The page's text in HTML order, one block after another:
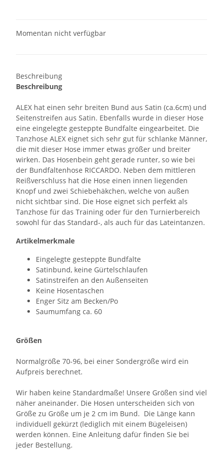
Momentan nicht verfügbar
Beschreibung
Beschreibung
ALEX hat einen sehr breiten Bund aus Satin (ca.6cm) und
Seitenstreifen aus Satin. Ebenfalls wurde in dieser Hose
eine eingelegte gesteppte Bundfalte eingearbeitet. Die
Tanzhose ALEX eignet sich sehr gut für schlanke Männer,
die mit dieser Hose immer etwas größer und breiter
wirken. Das Hosenbein geht gerade runter, so wie bei
der Bundfaltenhose RICCARDO. Neben dem mittleren
Reißverschluss hat die Hose einen innen liegenden
Knopf und zwei Schiebehäkchen, welche von außen
nicht sichtbar sind. Die Hose eignet sich perfekt als
Tanzhose für das Training oder für den Turnierbereich
sowohl für das Standard-, als auch für das Lateintanzen.
Artikelmerkmale
Eingelegte gesteppte Bundfalte
Satinbund, keine Gürtelschlaufen
Satinstreifen an den Außenseiten
Keine Hosentaschen
Enger Sitz am Becken/Po
Saumumfang ca. 60
Größen
Normalgröße 70-96, bei einer Sondergröße wird ein
Aufpreis berechnet.
Wir haben keine Standardmaße! Unsere Größen sind viel
näher aneinander. Die Hosen unterscheiden sich von
Größe zu Größe um je 2 cm im Bund. Die Länge kann
individuell gekürzt (lediglich mit einem Bügeleisen)
werden können. Eine Anleitung dafür finden Sie bei
jeder Bestellung.